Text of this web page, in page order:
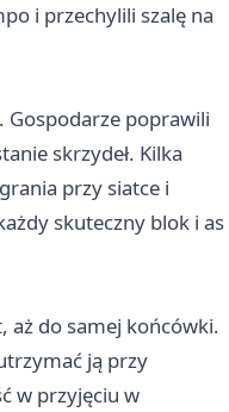
i przechylili szalę na
Gospodarze poprawili
skrzydeł. Kilka
przy siatce i
skuteczny blok i as
aż do samej końcówki.
ją przy
w przyjęciu w